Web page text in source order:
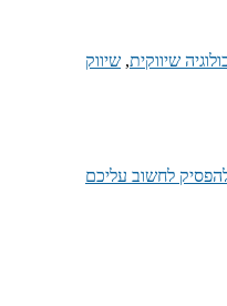
שיווקית, שיווק
לחשוב עליכם